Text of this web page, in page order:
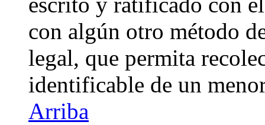
con algún otro método
legal, que permita
identificable de un
Arriba